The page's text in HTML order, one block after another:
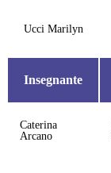
Ucci Marilyn
Insegnante
Caterina
Arcano